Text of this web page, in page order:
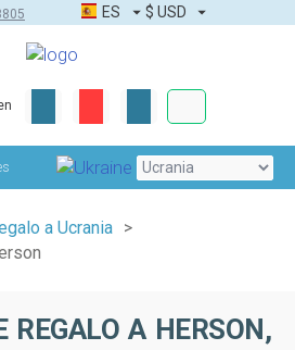
ES $ USD
a Ucrania
REGALO A HERSON,